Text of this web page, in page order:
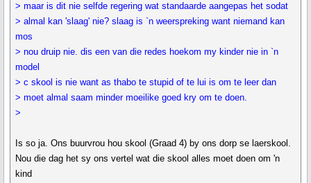
> maar is dit nie selfde regering wat standaarde aangepas het sodat
> almal kan 'slaag' nie? slaag is `n weerspreking want niemand kan
mos
> nou druip nie. dis een van die redes hoekom my kinder nie in `n
model
> c skool is nie want as thabo te stupid of te lui is om te leer dan
> moet almal saam minder moeilike goed kry om te doen.
>
Is so ja. Ons buurvrou hou skool (Graad 4) by ons dorp se laerskool.
Nou die dag het sy ons vertel wat die skool alles moet doen om 'n
kind